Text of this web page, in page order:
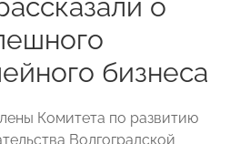
о
бизнеса
Комитета по развитию
Волгоградской